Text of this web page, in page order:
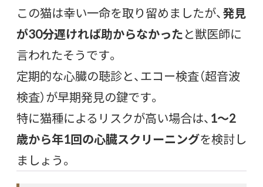
この猫は幸い一命を取り留めましたが、発見
が30分遅ければ助からなかったと獣医師に
言われたそうです。
定期的な心臓の聴診と、エコー検査（超音波
検査）が早期発見の鍵です。
特に猫種によるリスクが高い場合は、 1〜2
歳から年1回の心臓スクリーニングを検討し
ましょう。